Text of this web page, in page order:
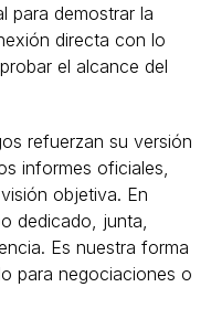
para demostrar la
directa con lo
el alcance del
refuerzan su versión
informes oficiales,
objetiva. En
dedicado, junta,
Es nuestra forma
para negociaciones o